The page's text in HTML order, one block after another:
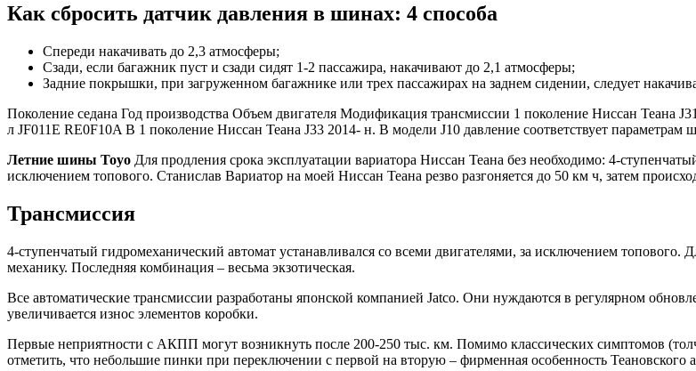
Как сбросить датчик давления в шинах: 4 способа
Спереди накачивать до 2,3 атмосферы;
Сзади, если багажник пуст и сзади сидят 1-2 пассажира, накачивают до 2,1 атмосферы;
Задние покрышки, при загруженном багажнике или трех пассажирах на заднем сидении, следует
Поколение седана Год производства Объем двигателя Модификация трансмиссии 1 поколение Ниссан Теана
л JF011E RE0F10A B 1 поколение Ниссан Теана J33 2014- н. В модели J10 давление соответствует параметрам
Летние шины Toyo Для продления срока эксплуатации вариатора Ниссан Теана без необходимо: 4-
исключением топового. Станислав Вариатор на моей Ниссан Теана резво разгоняется до 50 км ч, затем
Трансмиссия
4-ступенчатый гидромеханический автомат устанавливался со всеми двигателями, за исключением топового.
механику. Последняя комбинация – весьма экзотическая.
Все автоматические трансмиссии разработаны японской компанией Jatco. Они нуждаются в регулярном
увеличивается износ элементов коробки.
Первые неприятности с АКПП могут возникнуть после 200-250 тыс. км. Помимо классических симптомов
отметить, что небольшие пинки при переключении с первой на вторую – фирменная особенность Теановского